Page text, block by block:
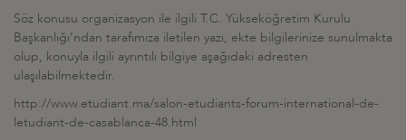
Söz konusu organizasyon ile ilgili T.C. Yükseköğretim Kurulu
Başkanlığı’ndan tarafımıza iletilen yazı, ekte bilgilerinize sunulmakta
olup, konuyla ilgili ayrıntılı bilgiye aşağıdaki adresten
ulaşılabilmektedir.
http://www.etudiant.ma/salon-etudiants-forum-international-de-
letudiant-de-casablanca-48.html